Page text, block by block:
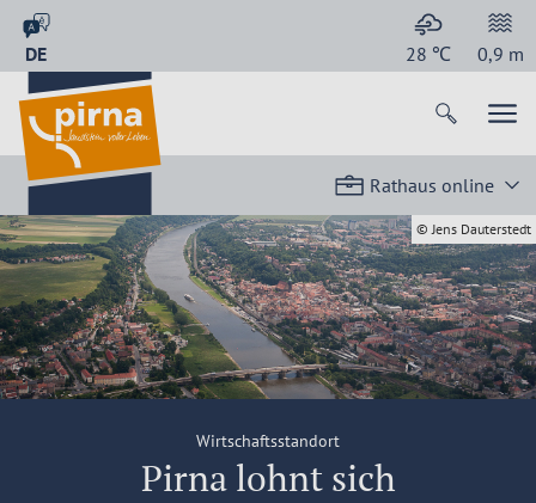
DE 28 ℃ 0,9 m
Rathaus online
Wirtschaftsstandort
Pirna lohnt sich
© Jens Dauterstedt